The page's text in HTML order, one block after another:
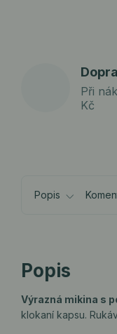
Při
Kč
Popis
Popis
Výrazná mikina s
klokaní kapsu.